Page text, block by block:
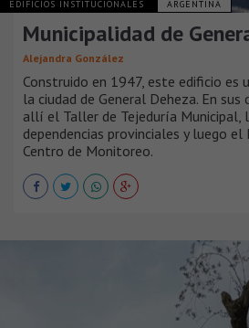
EDIFICIOS INSTITUCIONALES ARGENTINA
Municipalidad de
Alejandra González
Construido en 1947, este edificio es
la ciudad de General Deheza. En
allí el Taller de Tejeduría Municipal,
dependencias provinciales y luego el
Centro de Monitoreo.